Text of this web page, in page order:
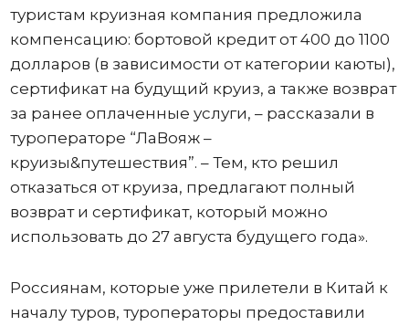
туристам круизная компания предложила
компенсацию: бортовой кредит от 400 до 1100
долларов (в зависимости от категории каюты),
сертификат на будущий круиз, а также возврат
за ранее оплаченные услуги, – рассказали в
туроператоре “ЛаВояж –
круизы&путешествия”. – Тем, кто решил
отказаться от круиза, предлагают полный
возврат и сертификат, который можно
использовать до 27 августа будущего года».
Россиянам, которые уже прилетели в Китай к
началу туров, туроператоры предоставили